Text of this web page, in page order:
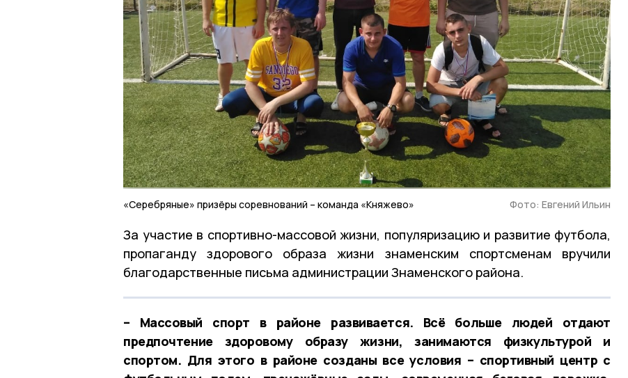
«Серебряные» призёры соревнований – команда «Княжево» Фото: Евгений Ильин
За участие в спортивно-массовой жизни, популяризацию и развитие футбола,
пропаганду здорового образа жизни знаменским спортсменам вручили
благодарственные письма администрации Знаменского района.
– Массовый спорт в районе развивается. Всё больше людей отдают
предпочтение здоровому образу жизни, занимаются физкультурой и
спортом. Для этого в районе созданы все условия – спортивный центр с